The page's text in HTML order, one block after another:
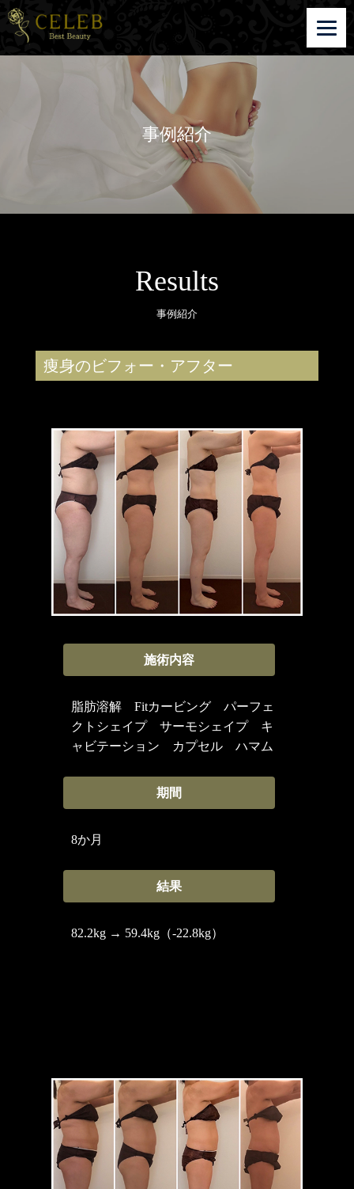
事例紹介
Results
事例紹介
痩身のビフォー・アフター
施術内容
脂肪溶解 Fitカービング パーフェ
クトシェイプ サーモシェイプ キ
ャビテーション カプセル ハマム
期間
8か月
結果
82.2kg → 59.4kg（-22.8kg）